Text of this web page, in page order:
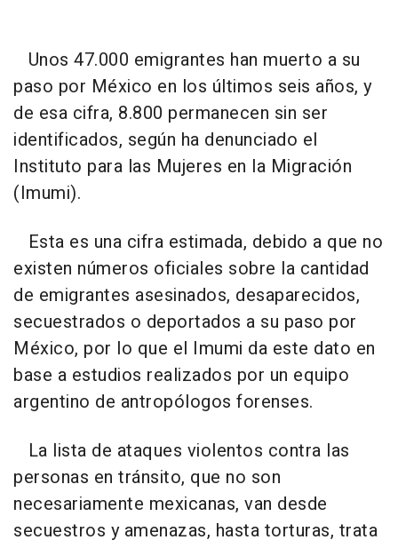
Unos 47.000 emigrantes han muerto a su
paso por México en los últimos seis años, y
de esa cifra, 8.800 permanecen sin ser
identificados, según ha denunciado el
Instituto para las Mujeres en la Migración
(Imumi).
Esta es una cifra estimada, debido a que no
existen números oficiales sobre la cantidad
de emigrantes asesinados, desaparecidos,
secuestrados o deportados a su paso por
México, por lo que el Imumi da este dato en
base a estudios realizados por un equipo
argentino de antropólogos forenses.
La lista de ataques violentos contra las
personas en tránsito, que no son
necesariamente mexicanas, van desde
secuestros y amenazas, hasta torturas, trata